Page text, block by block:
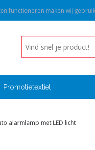
Promotietextiel
alarmlamp met LED licht
functioneren maken wij